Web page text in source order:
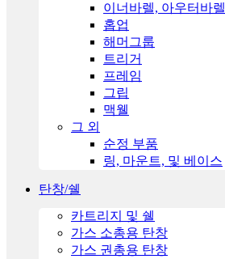
이너바렐, 아우터바렐
홉업
해머그룹
트리거
프레임
그립
맥웰
그 외
순정 부품
링, 마운트, 및 베이스
탄창/쉘
카트리지 및 쉘
가스 소총용 탄창
가스 권총용 탄창